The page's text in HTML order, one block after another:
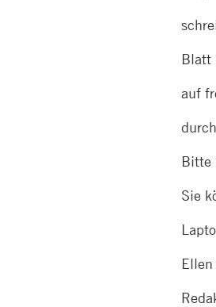
Blatt
auf
Bitte
Sie